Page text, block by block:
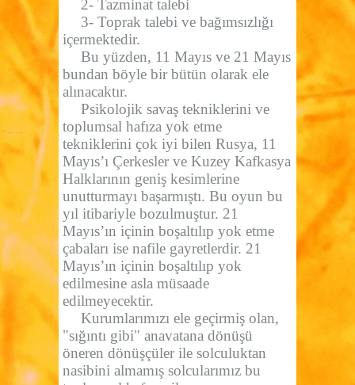
2- Tazminat talebi
3- Toprak talebi ve bağımsızlığı
içermektedir.
Bu yüzden, 11 Mayıs ve 21 Mayıs
bundan böyle bir bütün olarak ele
alınacaktır.
Psikolojik savaş tekniklerini ve
toplumsal hafıza yok etme
tekniklerini çok iyi bilen Rusya, 11
Mayıs’ı Çerkesler ve Kuzey Kafkasya
Halklarının geniş kesimlerine
unutturmayı başarmıştı. Bu oyun bu
yıl itibariyle bozulmuştur. 21
Mayıs’ın içinin boşaltılıp yok etme
çabaları ise nafile gayretlerdir. 21
Mayıs’ın içinin boşaltılıp yok
edilmesine asla müsaade
edilmeyecektir.
Kurumlarımızı ele geçirmiş olan,
"sığıntı gibi" anavatana dönüşü
öneren dönüşçüler ile solculuktan
nasibini almamış solcularımız bu